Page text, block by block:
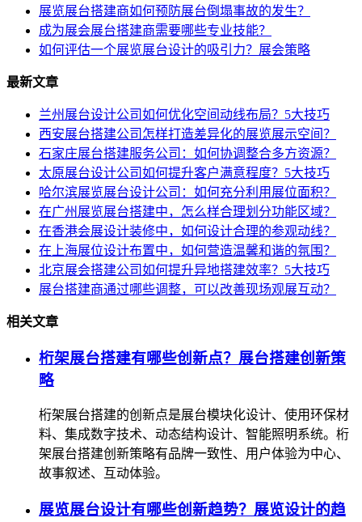
展览展台搭建商如何预防展台倒塌事故的发生？
成为展会展台搭建商需要哪些专业技能？
如何评估一个展览展台设计的吸引力？展会策略
最新文章
兰州展台设计公司如何优化空间动线布局？5大技巧
西安展台搭建公司怎样打造差异化的展览展示空间？
石家庄展台搭建服务公司：如何协调整合多方资源？
太原展台设计公司如何提升客户满意程度？5大技巧
哈尔滨展览展台设计公司：如何充分利用展位面积？
在广州展览展台搭建中，怎么样合理划分功能区域？
在香港会展设计装修中，如何设计合理的参观动线？
在上海展位设计布置中，如何营造温馨和谐的氛围？
北京展会搭建公司如何提升异地搭建效率？5大技巧
展台搭建商通过哪些调整，可以改善现场观展互动？
相关文章
桁架展台搭建有哪些创新点？展台搭建创新策
略
桁架展台搭建的创新点是展台模块化设计、使用环保材
料、集成数字技术、动态结构设计、智能照明系统。桁
架展台搭建创新策略有品牌一致性、用户体验为中心、
故事叙述、互动体验。
展览展台设计有哪些创新趋势？展览设计的趋